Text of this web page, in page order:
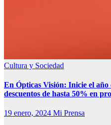
Cultura y Sociedad
En Ópticas Visión: Inicie el
descuentos de hasta 50% en
19 enero, 2024 Mi Prensa